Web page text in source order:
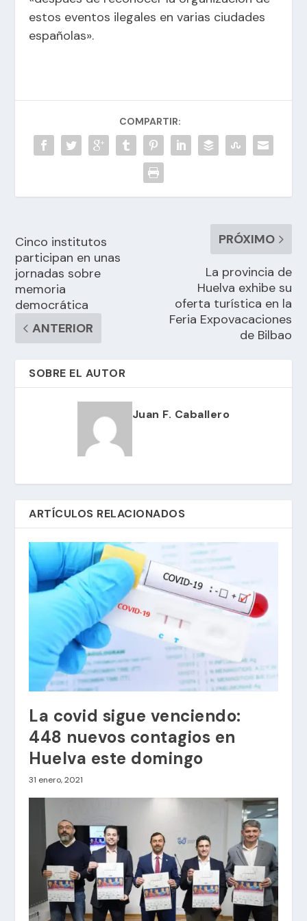
estos eventos ilegales en varias ciudades
españolas».
COMPARTIR:
Cinco institutos
participan en unas
jornadas sobre
memoria
democrática
ANTERIOR
PRÓXIMO
La provincia de
Huelva exhibe su
oferta turística en la
Feria Expovacaciones
de Bilbao
SOBRE EL AUTOR
Juan F. Caballero
ARTÍCULOS RELACIONADOS
La covid sigue venciendo:
448 nuevos contagios en
Huelva este domingo
31 enero, 2021